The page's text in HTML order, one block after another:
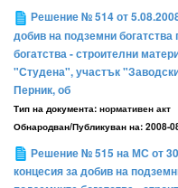
Решение № 514 от
добив на подземни богатства
богатства - строителни
"Студена", участък
Перник, об
Тип на документа: нормативен акт
Обнародван/Публикуван на: 2008-
Решение № 515 на МС от
концесия за добив на